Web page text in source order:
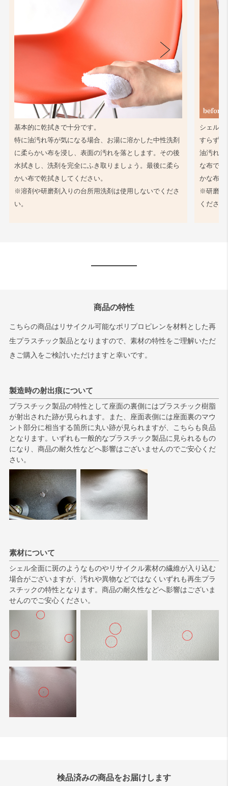
基本的に乾拭きで十分です。
特に油汚れ等が気になる場合、お湯に溶かした中性洗剤
に柔らかい布を浸し、表面の汚れを落とします。その後
水拭きし、洗剤を完全にふき取りましょう。最後に柔ら
かい布で乾拭きしてください。
※溶剤や研磨剤入りの台所用洗剤は使用しないでくださ
い。
シェル同
すらず、
油汚れ等
な布で軽
かな布で
※研磨剤
ください
商品の特性
こちらの商品はリサイクル可能なポリプロピレンを材料とした再
生プラスチック製品となりますので、素材の特性をご理解いただ
きご購入をご検討いただけますと幸いです。
製造時の射出痕について
プラスチック製品の特性として座面の裏側にはプラスチック樹脂
が射出された跡が見られます。また、座面表側には座面裏のマウ
ント部分に相当する箇所に丸い跡が見られますが、こちらも良品
となります。いずれも一般的なプラスチック製品に見られるもの
になり、商品の耐久性などへ影響はございませんのでご安心くだ
さい。
素材について
シェル全面に斑のようなものやリサイクル素材の繊維が入り込む
場合がございますが、汚れや異物などではなくいずれも再生プラ
スチックの特性となります。商品の耐久性などへ影響はございま
せんのでご安心ください。
検品済みの商品をお届けします